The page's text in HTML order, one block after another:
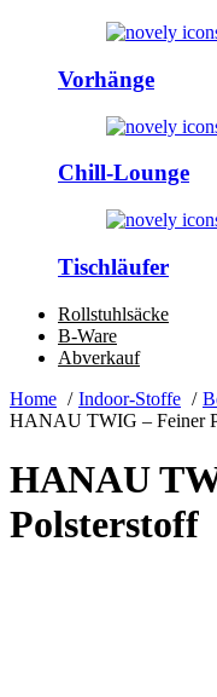
Vorhänge
Chill-Lounge
Tischläufer
Rollstuhlsäcke
B-Ware
Abverkauf
Home
Indoor-Stoffe
HANAU TWIG – Feiner
HANAU
Polsterstoff